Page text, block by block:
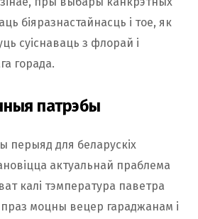
біяразнастайнасць і тое, як
суіснаваць з флорай і
горада.
патрэбы
перыяд для беларускіх
актуальнай праблема
калі тэмпература паветра
праз моцны вецер гараджанам і